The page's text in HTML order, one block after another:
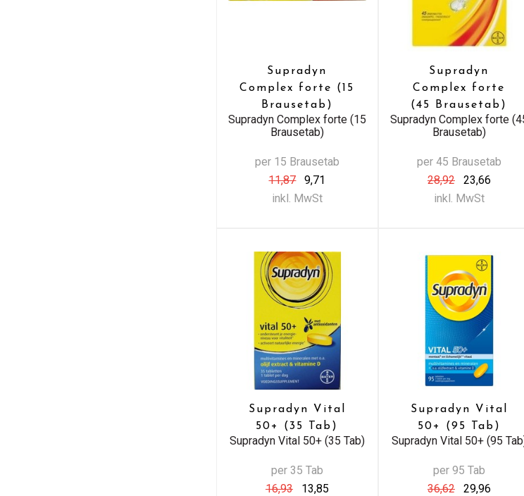
Supradyn
Complex forte (15
Brausetab)
Supradyn Complex forte (15
Brausetab)
per 15 Brausetab
11,87
9,71
inkl. MwSt
Supradyn
Complex forte
(45 Brausetab)
Supradyn Complex forte
Brausetab)
per 45 Brausetab
28,92
23,66
inkl. MwSt
Supradyn Vital
50+ (35 Tab)
Supradyn Vital 50+ (35 Tab)
per 35 Tab
16,93
13,85
Supradyn Vital
50+ (95 Tab)
Supradyn Vital 50+ (95
per 95 Tab
36,62
29,96